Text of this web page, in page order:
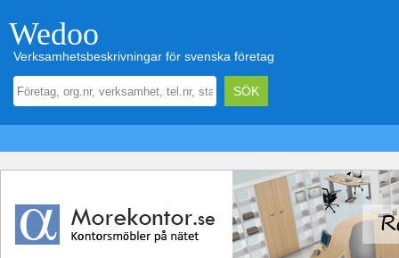
Wedoo
Verksamhetsbeskrivningar för svenska företag